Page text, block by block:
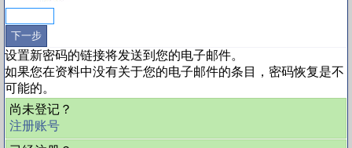
设置新密码的链接将发送到您的电子邮件。
如果您在资料中没有关于您的电子邮件的条目，密码恢复是不
可能的。
尚未登记？
注册账号